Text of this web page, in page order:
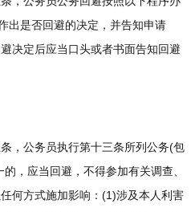
出是否回避的决定，并告知申请
决定后应当口头或者书面告知回避
公务员执行第十三条所列公务(包
，应当回避，不得参加有关调查、
何方式施加影响：(1)涉及本人利害